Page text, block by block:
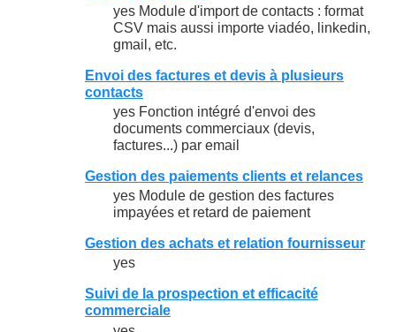
yes Module d'import de contacts : format
CSV mais aussi importe viadéo, linkedin,
gmail, etc.
Envoi des factures et devis à plusieurs
contacts
yes Fonction intégré d'envoi des
documents commerciaux (devis,
factures...) par email
Gestion des paiements clients et relances
yes Module de gestion des factures
impayées et retard de paiement
Gestion des achats et relation fournisseur
yes
Suivi de la prospection et efficacité
commerciale